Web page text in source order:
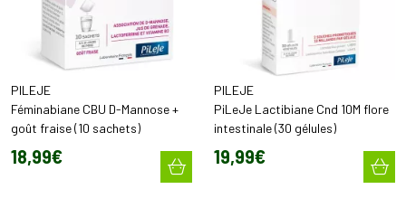
PILEJE
Féminabiane CBU D-Mannose +
goût fraise (10 sachets)
18,99€
PILEJE
PiLeJe Lactibiane Cnd 10M flore
intestinale (30 gélules)
19,99€